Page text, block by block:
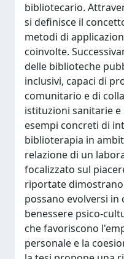
bibliotecario.
si definisce il
metodi di
coinvolte.
delle biblioteche
inclusivi, capaci di
comunitario e di
istituzioni sanitarie
esempi concreti di
biblioterapia in
relazione di un
focalizzato sul
riportate
possano evolversi
benessere psico-
che favoriscono
personale e la